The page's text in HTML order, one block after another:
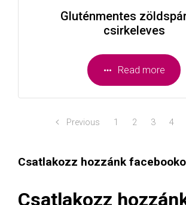
Gluténmentes
csirkeleves
Read more
Previous 1 2 3 4
Csatlakozz hozzánk
Csatlakozz